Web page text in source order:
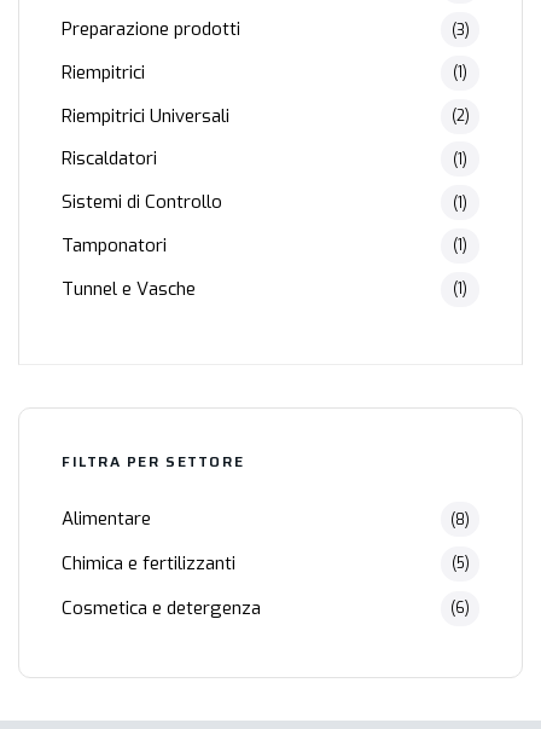
Preparazione prodotti (3)
Riempitrici (1)
Riempitrici Universali (2)
Riscaldatori (1)
Sistemi di Controllo (1)
Tamponatori (1)
Tunnel e Vasche (1)
FILTRA PER SETTORE
Alimentare (8)
Chimica e fertilizzanti (5)
Cosmetica e detergenza (6)